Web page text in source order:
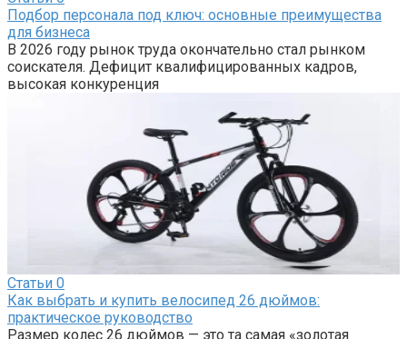
Подбор персонала под ключ: основные преимущества
для бизнеса
В 2026 году рынок труда окончательно стал рынком
соискателя. Дефицит квалифицированных кадров,
высокая конкуренция
Статьи 0
Как выбрать и купить велосипед 26 дюймов:
практическое руководство
Размер колес 26 дюймов — это та самая «золотая